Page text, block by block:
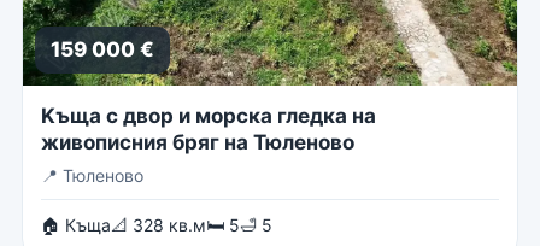
159 000 €
Kъща с двор и морска гледка на
живописния бряг на Тюленово
📍 Тюленово
🏠 Къща📐 328 кв.м🛏 5🛁 5